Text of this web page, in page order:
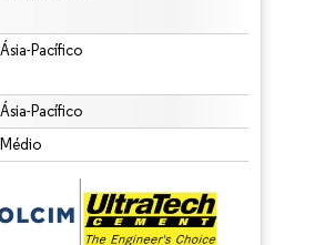
Ásia-Pacífico
Ásia-Pacífico
Médio
atribuição conforme CC BY 4.0.